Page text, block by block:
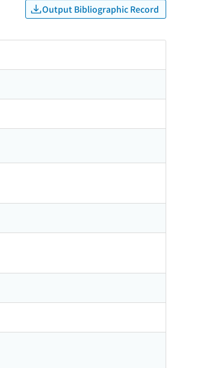
Output Bibliographic Record